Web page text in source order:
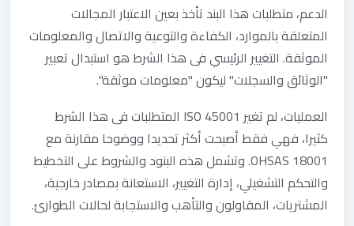
الدعم، متطلبات هذا البند تأخذ بعين الاعتبار المجالات
المتعلقة بالموارد، الكفاءة والتوعية والاتصال والمعلومات
الموثقة. التغيير الرئيسي فى هذا الشرط هو استبدال تعبير
"الوثائق والسجلات" ليكون "معلومات موثقة".
العمليات، لم تغير ISO 45001 المتطلبات فى هذا الشرط
كثيرا، فهي فقط أصبحت أكثر تحديدا ووضوحا مقارنة مع
OHSAS 18001. وتشمل هذه البنود والشروط على التخطيط
والتحكم التشغيلي، إدارة التغيير، الاستعانة بمصادر خارجية،
المشتريات، المقاولون والتأهب والاستجابة لحالات الطوارئ.